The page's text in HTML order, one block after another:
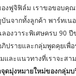
องฟูจิฟิล์ม เราขอขอบคุ
นจากทั้งลูกค้า พาร์ทเน
องวาระพิเศษครบ 90 ปี
ปรายและกลุ่มพูดคุยเพื่อ
และแนวทางที่เราจะสา
ดมุ่งหมายใหม่ของกลุ่ม